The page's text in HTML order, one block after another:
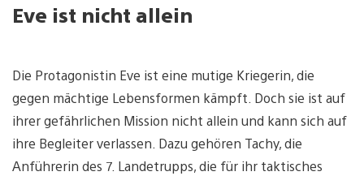
Eve ist nicht allein
Die Protagonistin Eve ist eine mutige Kriegerin, die
gegen mächtige Lebensformen kämpft. Doch sie ist auf
ihrer gefährlichen Mission nicht allein und kann sich auf
ihre Begleiter verlassen. Dazu gehören Tachy, die
Anführerin des 7. Landetrupps, die für ihr taktisches